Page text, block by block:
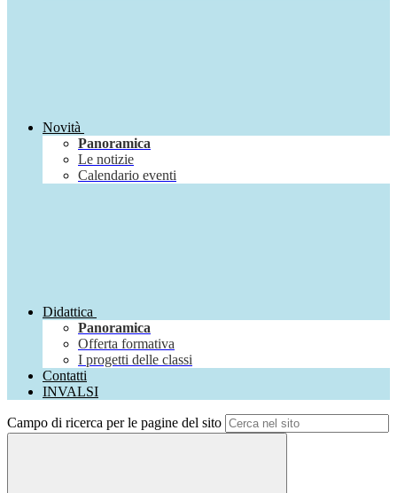
Novità
Panoramica
Le notizie
Calendario eventi
Didattica
Panoramica
Offerta formativa
I progetti delle classi
Contatti
INVALSI
Campo di ricerca per le pagine del sito